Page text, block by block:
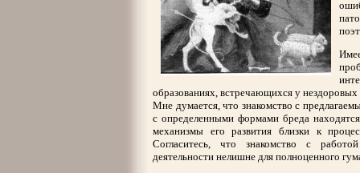
образованиях, встречающихся у
Мне думается, что знакомство с
с определенными формами бреда
механизмы его развития близки к
Согласитесь, что знакомство с
деятельности нелишне для полноценного